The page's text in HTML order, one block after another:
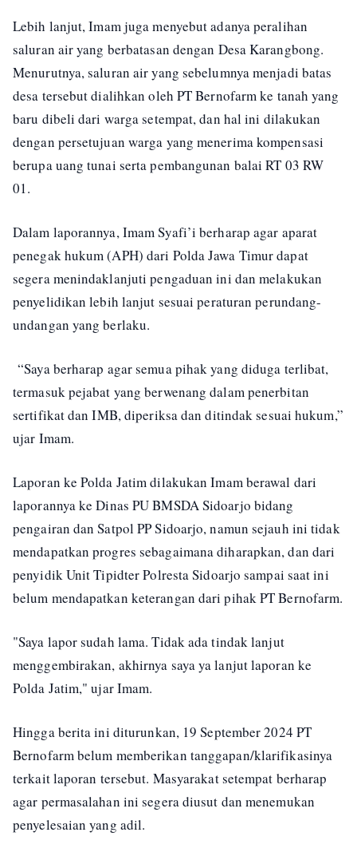
Lebih lanjut, Imam juga menyebut adanya peralihan
saluran air yang berbatasan dengan Desa Karangbong.
Menurutnya, saluran air yang sebelumnya menjadi batas
desa tersebut dialihkan oleh PT Bernofarm ke tanah yang
baru dibeli dari warga setempat, dan hal ini dilakukan
dengan persetujuan warga yang menerima kompensasi
berupa uang tunai serta pembangunan balai RT 03 RW
01.
Dalam laporannya, Imam Syafi’i berharap agar aparat
penegak hukum (APH) dari Polda Jawa Timur dapat
segera menindaklanjuti pengaduan ini dan melakukan
penyelidikan lebih lanjut sesuai peraturan perundang-
undangan yang berlaku.
“Saya berharap agar semua pihak yang diduga terlibat,
termasuk pejabat yang berwenang dalam penerbitan
sertifikat dan IMB, diperiksa dan ditindak sesuai hukum,”
ujar Imam.
Laporan ke Polda Jatim dilakukan Imam berawal dari
laporannya ke Dinas PU BMSDA Sidoarjo bidang
pengairan dan Satpol PP Sidoarjo, namun sejauh ini tidak
mendapatkan progres sebagaimana diharapkan, dan dari
penyidik Unit Tipidter Polresta Sidoarjo sampai saat ini
belum mendapatkan keterangan dari pihak PT Bernofarm.
"Saya lapor sudah lama. Tidak ada tindak lanjut
menggembirakan, akhirnya saya ya lanjut laporan ke
Polda Jatim," ujar Imam.
Hingga berita ini diturunkan, 19 September 2024 PT
Bernofarm belum memberikan tanggapan/klarifikasinya
terkait laporan tersebut. Masyarakat setempat berharap
agar permasalahan ini segera diusut dan menemukan
penyelesaian yang adil.